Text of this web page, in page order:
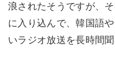
浪されたそうですが、
に入り込んで、韓国語
いラジオ放送を長時間